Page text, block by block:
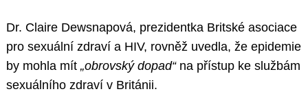
Dr. Claire Dewsnapová, prezidentka Britské asociace
pro sexuální zdraví a HIV, rovněž uvedla, že epidemie
by mohla mít „obrovský dopad“na přístup ke službám
sexuálního zdraví v Británii.